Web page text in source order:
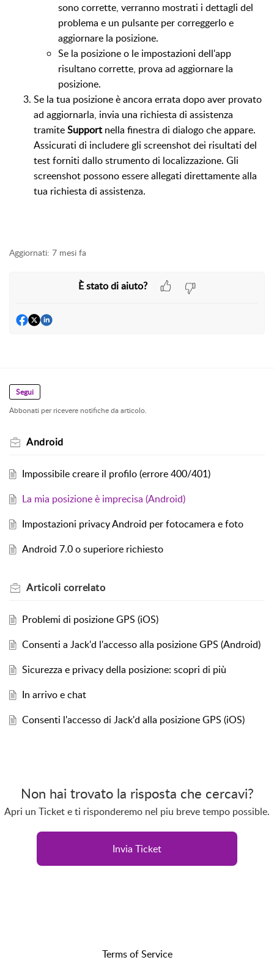
sono corrette, verranno mostrati i dettagli del
problema e un pulsante per correggerlo e
aggiornare la posizione.
Se la posizione o le impostazioni dell'app
risultano corrette, prova ad aggiornare la
posizione.
Se la tua posizione è ancora errata dopo aver provato
ad aggiornarla, invia una richiesta di assistenza
tramiteSupport nella finestra di dialogo che appare.
Assicurati di includere gli screenshot dei risultati del
test forniti dallo strumento di localizzazione. Gli
screenshot possono essere allegati direttamente alla
tua richiesta di assistenza.
Aggiornati: 7 mesi fa
È stato di aiuto?
Segui
Abbonati per ricevere notifiche da articolo.
Android
Impossibile creare il profilo (errore 400/401)
La mia posizione è imprecisa (Android)
Impostazioni privacy Android per fotocamera e foto
Android 7.0 o superiore richiesto
Articoli correlato
Problemi di posizione GPS (iOS)
Consenti a Jack'd l'accesso alla posizione GPS (Android)
Sicurezza e privacy della posizione: scopri di più
In arrivo e chat
Consenti l'accesso di Jack'd alla posizione GPS (iOS)
Non hai trovato la risposta che cercavi?
Apri un Ticket e ti risponderemo nel piu breve tempo possible.
Invia Ticket
Terms of Service